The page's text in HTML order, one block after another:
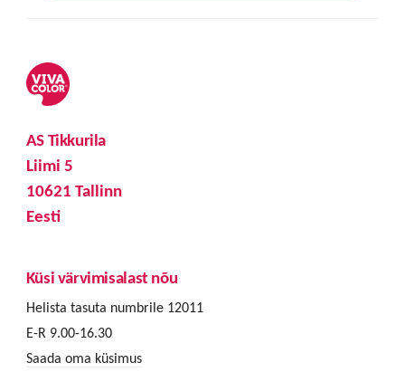
AS Tikkurila
Liimi 5
10621 Tallinn
Eesti
Küsi värvimisalast nõu
Helista tasuta numbrile 12011
E-R 9.00-16.30
Saada oma küsimus